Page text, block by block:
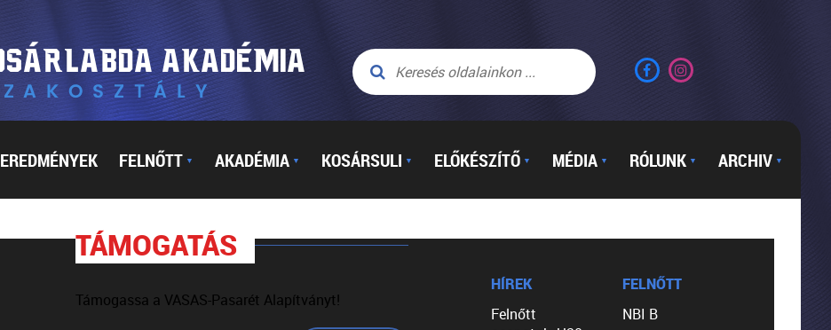
EREDMÉNYEK FELNŐTT ▼ AKADÉMIA ▼ KOSÁRSULI ▼ ELŐKÉSZÍTŐ ▼ MÉDIA ▼ RÓLUNK ▼ ARCHIV ▼
TÁMOGATÁS
Támogassa a VASAS-Pasarét Alapítványt!
HÍREK
Felnőtt
FELNŐTT
NBI B